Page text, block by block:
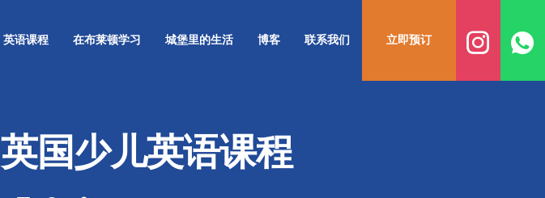
英语课程 在布莱顿学习 城堡里的生活 博客 联系我们 立即预订
国少儿英语课程